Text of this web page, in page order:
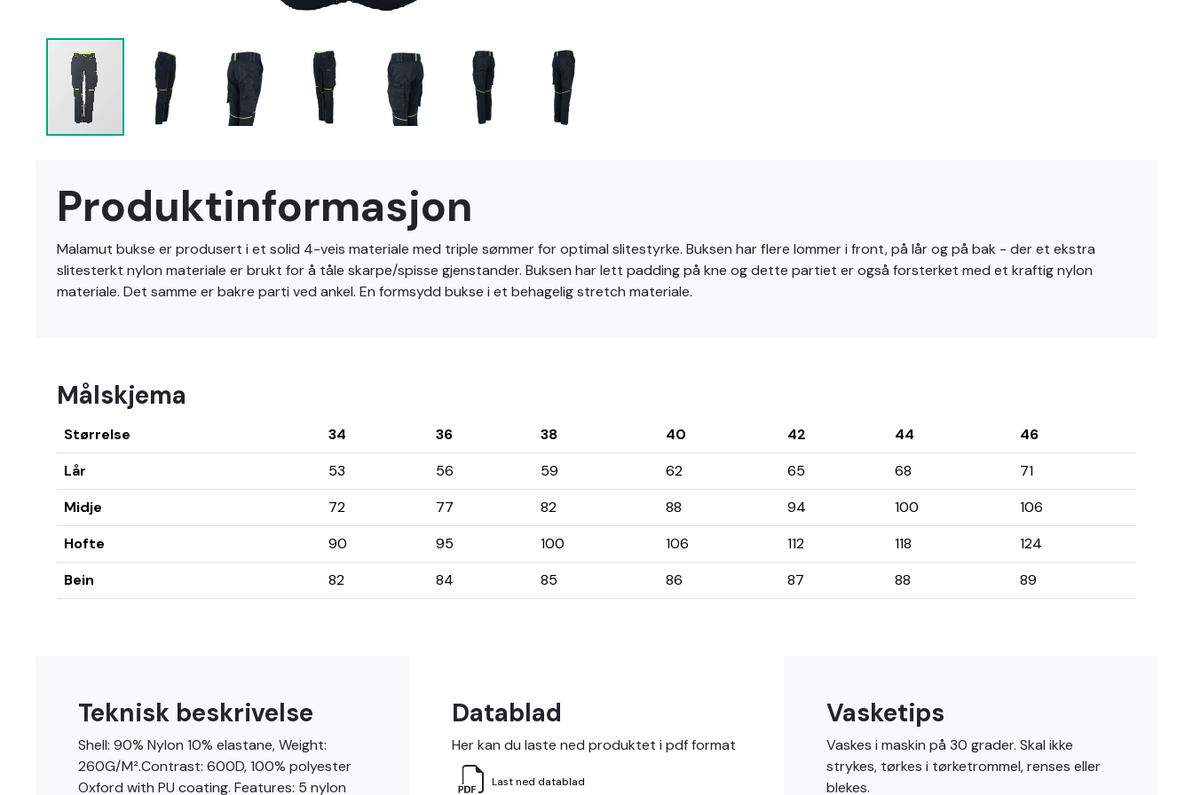
begynnelsen
Produktinformasjon
Malamut bukse er produsert i et solid 4-veis materiale med triple sømmer for optimal slitestyrke. Buksen har flere lommer i front, på lår og på bak - der et ekstra
slitesterkt nylon materiale er brukt for å tåle skarpe/spisse gjenstander. Buksen har lett padding på kne og dette partiet er også forsterket med et kraftig nylon
materiale. Det samme er bakre parti ved ankel. En formsydd bukse i et behagelig stretch materiale.
Målskjema
Størrelse 34 36 38 40 42 44
46
Lår
53 56 59 62 65 68
71
Midje
72 77 82 88 94 100
106
Hofte
90 95 100 106 112 118
124
Bein
82 84 85 86 87 88 89
Teknisk beskrivelse
Shell: 90% Nylon 10% elastane, Weight:
260G/M².Contrast: 600D, 100% polyester
Oxford with PU coating. Features: 5 nylon
Datablad
Her kan du laste ned produktet i pdf format
Last ned datablad
Vasketips
Vaskes i maskin på 30 grader. Skal ikke
strykes, tørkes i tørketrommel, renses eller
blekes.